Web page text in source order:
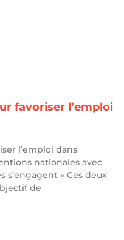
favoriser l’emploi
l’emploi dans
nationales avec
s’engagent » Ces deux
de